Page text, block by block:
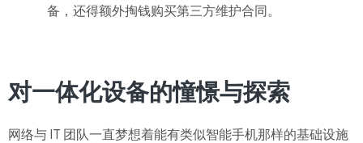
备，还得额外掏钱购买第三方维护合同。
对一体化设备的憧憬与探索
网络与 IT 团队一直梦想着能有类似智能手机那样的基础设施